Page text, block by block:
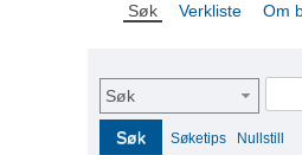
Søk Verkliste Om
Søk
Søk Søketips Nullstill